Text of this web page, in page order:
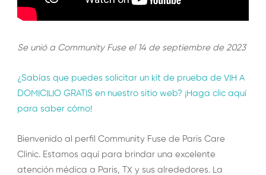
Se unió a Community Fuse el 14 de septiembre de 2023
¿Sabías que puedes solicitar un kit de prueba de VIH A
DOMICILIO GRATIS en nuestro sitio web? ¡Haga clic aquí
para saber cómo!
Bienvenido al perfil Community Fuse de Paris Care
Clinic. Estamos aquí para brindar una excelente
atención médica a Paris, TX y sus alrededores. La